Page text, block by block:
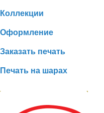
Коллекции
Оформление
Заказать печать
Печать на шарах